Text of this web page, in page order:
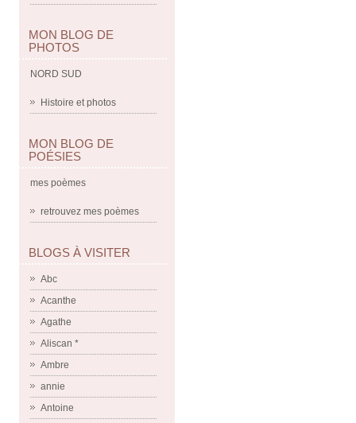
MON BLOG DE
PHOTOS
NORD SUD
Histoire et photos
MON BLOG DE
POÉSIES
mes poèmes
retrouvez mes poèmes
BLOGS À VISITER
Abc
Acanthe
Agathe
Aliscan *
Ambre
annie
Antoine